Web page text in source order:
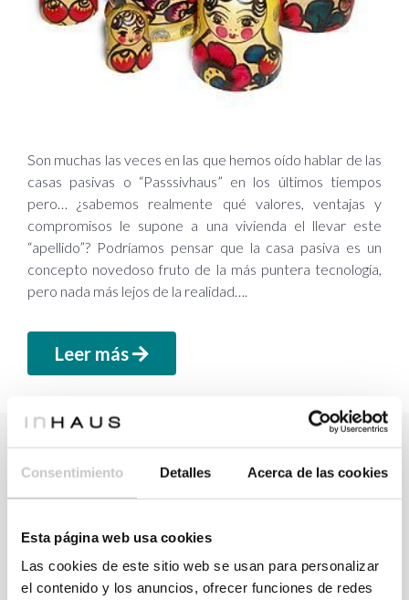
Consentimiento Detalles Acerca de las cookies
Esta página web usa cookies
Las cookies de este sitio web se usan para personalizar
el contenido y los anuncios, ofrecer funciones de redes
Son muchas las veces en las que hemos oído hablar de las
casas pasivas o “Passsivhaus” en los últimos tiempos
pero… ¿sabemos realmente qué valores, ventajas y
compromisos le supone a una vivienda el llevar este
“apellido”? Podríamos pensar que la casa pasiva es un
concepto novedoso fruto de la más puntera tecnología,
pero nada más lejos de la realidad….
Leer más
Contacta con nosotros
Tanto si eres particular como profesional, no dudes
en contactar con nosotros para ampliar información,
pedir presupuesto personalizado o realizar cualquier